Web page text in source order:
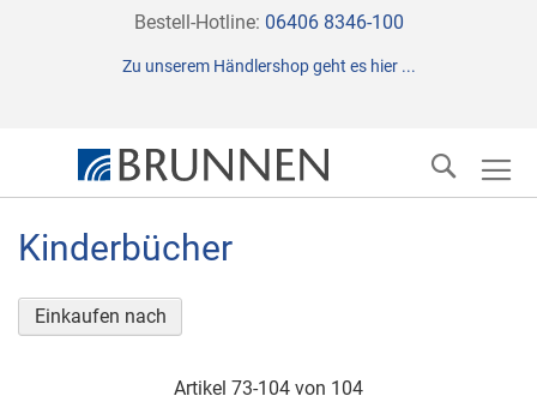
Direkt
Inhalt
Bestell-Hotline: 06406 8346-100
Zu unserem Händlershop geht es hier ...
Suche
Kinderbücher
Artikel 73-104 von 104
Einkaufen nach